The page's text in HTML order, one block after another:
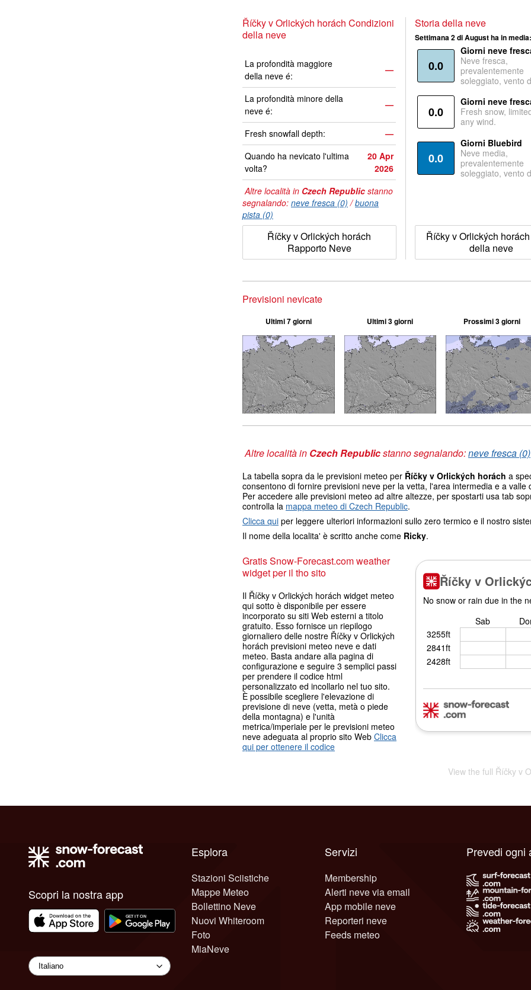
Říčky v Orlických horách Condizioni
della neve
La profondità maggiore
della neve é:
—
La profondità minore della
neve é:
—
Fresh snowfall depth:
—
Quando ha nevicato l'ultima
volta?
20 Apr
2026
Altre località in Czech Republic stanno
segnalando: neve fresca (0) /buona
pista (0)
Říčky v Orlických horách
Rapporto Neve
Storia della neve
Settimana 2 di August ha in media:
0.0
Giorni neve
Neve fresca,
prevalentemente
soleggiato, vento
0.0
Giorni neve
Fresh snow,
any wind.
0.0
Giorni Bluebird
Neve media,
prevalentemente
soleggiato, vento
Říčky v Orlických
della neve
Previsioni nevicate
Ultimi 7 giorni Ultimi 3 giorni Prossimi 3 giorni
Altre località in Czech Republicstanno segnalando:neve fresca (0)
La tabella sopra da le previsioni meteo per Říčky v Orlických horách a
consentono di fornire previsioni neve per la vetta, l'area intermedia e a valle
Per accedere alle previsioni meteo ad altre altezze, per spostarti usa tab
controlla la mappa meteo di Czech Republic.
Clicca qui per leggere ulteriori informazioni sullo zero termico e il nostro
Il nome della localita' è scritto anche come Ricky.
Gratis Snow-Forecast.com weather
widget per il tho sito
Il Říčky v Orlických horách widget meteo
qui sotto è disponibile per essere
incorporato su siti Web esterni a titolo
gratuito. Esso fornisce un riepilogo
giornaliero delle nostre Říčky v Orlických
horách previsioni meteo neve e dati
meteo. Basta andare alla pagina di
configurazione e seguire 3 semplici passi
per prendere il codice html
personalizzato ed incollarlo nel tuo sito.
È possibile scegliere l'elevazione di
previsione di neve (vetta, metà o piede
della montagna) e l'unità
metrica/imperiale per le previsioni meteo
neve adeguata al proprio sito Web Clicca
qui per ottenere il codice
View the full Říčky v
Scopri la nostra app
Esplora
Stazioni Sciistiche
Mappe Meteo
Bollettino Neve
Nuovi Whiteroom
Foto
MiaNeve
Servizi
Membership
Alerti neve via email
App mobile neve
Reporteri neve
Feeds meteo
Prevedi ogni